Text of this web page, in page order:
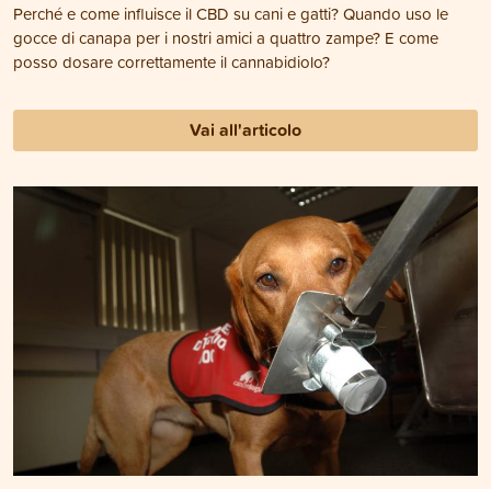
Perché e come influisce il CBD su cani e gatti? Quando uso le
gocce di canapa per i nostri amici a quattro zampe? E come
posso dosare correttamente il cannabidiolo?
Vai all'articolo